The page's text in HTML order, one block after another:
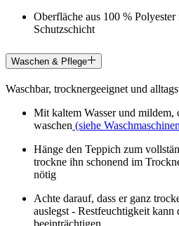
Oberfläche aus 100 %
Schutzschicht
Waschen & Pflege
Waschbar, trocknergeeignet und
Mit kaltem Wasser und mildem,
waschen (siehe
Hänge den Teppich zum
trockne ihn schonend im
nötig
Achte darauf, dass er ganz
auslegst - Restfeuchtigkeit kann
beeinträchtigen.